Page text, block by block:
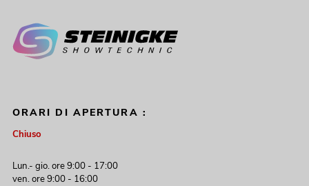
ORARI DI APERTURA :
Chiuso
Lun.- gio. ore 9:00 - 17:00
ven. ore 9:00 - 16:00